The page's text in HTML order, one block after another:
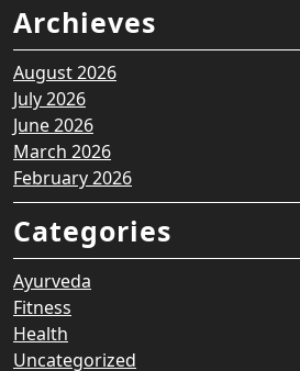
Archieves
August 2026
July 2026
June 2026
March 2026
February 2026
Categories
Ayurveda
Fitness
Health
Uncategorized